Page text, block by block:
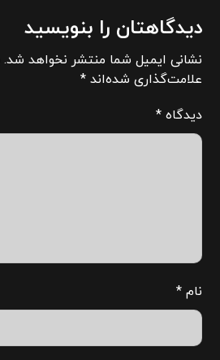
دیدگاهتان را بنویسید
نشانی ایمیل شما منتشر نخواهد شد.
علامت‌گذاری شده‌اند*
دیدگاه*
نام*